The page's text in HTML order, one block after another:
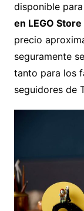
disponible
en LEGO
precio
seguramente
tanto para los
seguidores de